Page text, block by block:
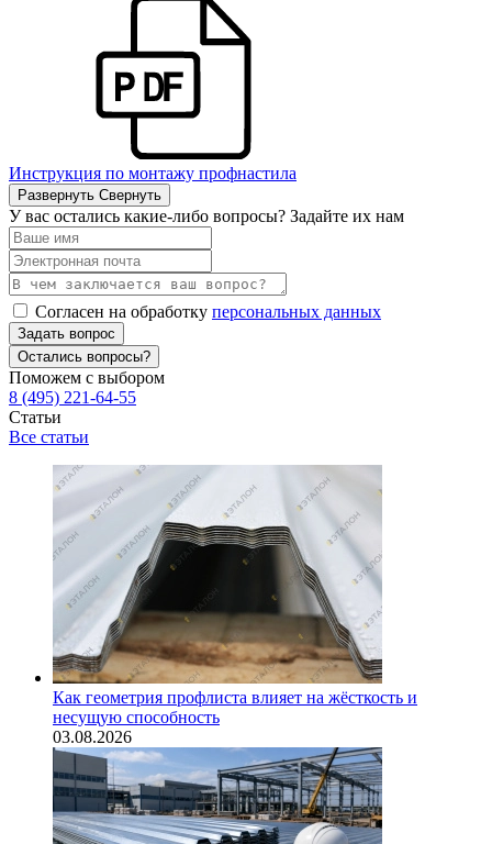
Инструкция по монтажу профнастила
Развернуть Свернуть
У вас остались какие-либо вопросы? Задайте их нам
Согласен на обработку персональных данных
Задать вопрос
Остались вопросы?
Поможем с выбором
8 (495) 221-64-55
Статьи
Все статьи
Как геометрия профлиста влияет на жёсткость и
несущую способность
03.08.2026